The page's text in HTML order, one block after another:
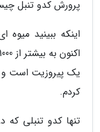
پرورش کدو تنبل
اینکه ببینید
یک پیروزیت است و
کردم.
تنها کدو تنبلی